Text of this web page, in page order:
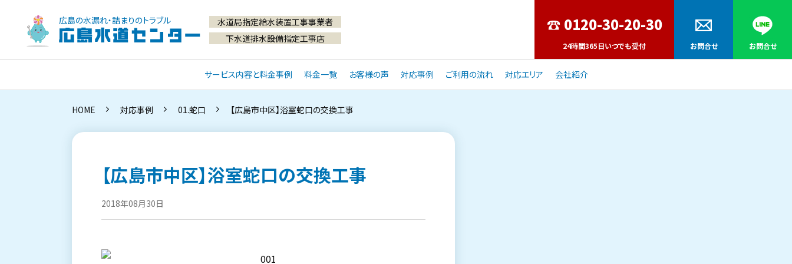
広島の水漏れ・詰まりのトラブル
広島水道センター
24時間365日いつでも受付 お問合せ お問合せ
サービス内容と料金事例 料金一覧 お客様の声 対応事例 ご利用の流れ 対応エリア 会社紹介
水道局指定給水装置工事事業者
下水道排水設備指定工事店
HOME 対応事例 01.蛇口 【広島市中区】浴室蛇口の交換工事
【広島市中区】浴室蛇口の交換工事
2018年08月30日